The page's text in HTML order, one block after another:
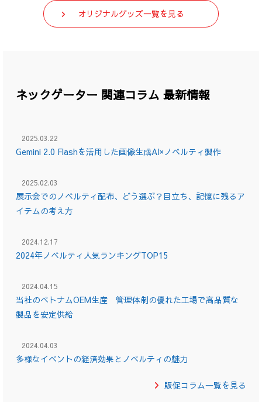
オリジナルグッズ一覧を見る
ネックゲーター 関連コラム 最新情報
2025.03.22
Gemini 2.0 Flashを活用した画像生成AI×ノベルティ製作
2025.02.03
展示会でのノベルティ配布、どう選ぶ？目立ち、記憶に残るア
イテムの考え方
2024.12.17
2024年ノベルティ人気ランキングTOP15
2024.04.15
当社のベトナムOEM生産 管理体制の優れた工場で高品質な
製品を安定供給
2024.04.03
多様なイベントの経済効果とノベルティの魅力
販促コラム一覧を見る